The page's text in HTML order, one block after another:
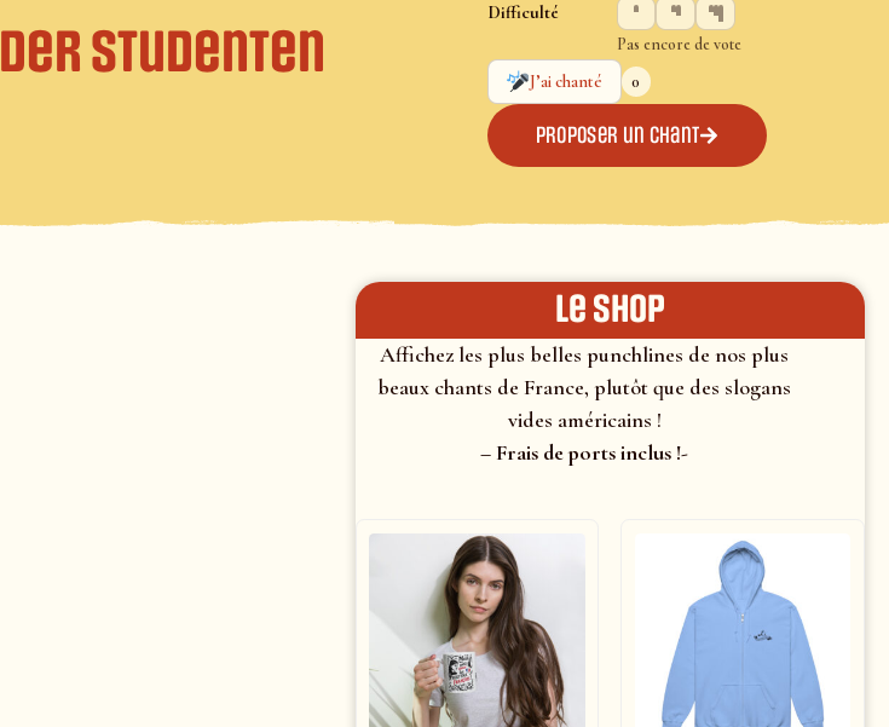
Studenten
Difficulté
Pas encore de vote
J’ai chanté
0
Proposer un chant
le shop
Affichez les plus belles punchlines de nos plus
beaux chants de France, plutôt que des slogans
vides américains !
– Frais de ports inclus !-